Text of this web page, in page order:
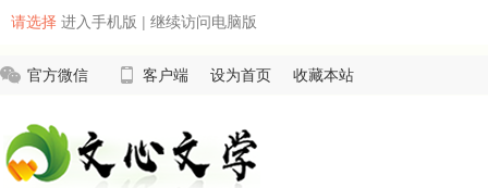
请选择 进入手机版 | 继续访问电脑版
官方微信 客户端 设为首页 收藏本站